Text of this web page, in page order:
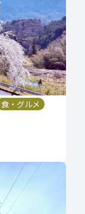
食・グルメ